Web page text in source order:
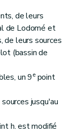
de leurs
de Lodomé et
de leurs sources
(bassin de
un 9epoint
jusqu'au
h. est modifié